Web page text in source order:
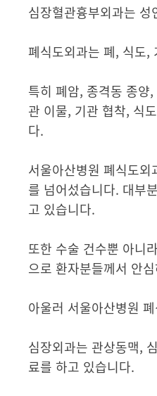
심장혈관흉부외과는
폐식도외과는 폐, 식도,
특히 폐암, 종격동 종양
관 이물, 기관 협착, 식
다.
서울아산병원 폐식도
를 넘어섰습니다. 대부
고 있습니다.
또한 수술 건수뿐 아니
으로 환자분들께서 안
아울러 서울아산병원
심장외과는 관상동맥,
료를 하고 있습니다.